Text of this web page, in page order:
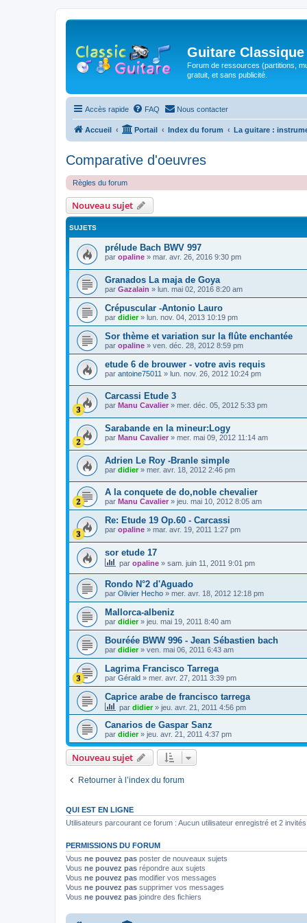
Guitare Classique
Forum de ressources (partitions,
gratuit, et sans publicité.
Accès rapide FAQ Nous contacter
Accueil Portail Index du forum La guitare :
Comparative d'oeuvres
Règles du forum
Nouveau sujet
SUJETS
prélude Bach BWV 997
par opaline » mar. avr. 26, 2016 9:30 pm
Granados La maja de Goya
par Gazalain » lun. mai 02, 2016 8:20 am
Crépuscular -Antonio Lauro
par didier» lun. nov. 04, 2013 10:19 pm
Sor thème et variation sur la flûte enchantée
par opaline » ven. déc. 28, 2012 8:59 pm
etude 6 de brouwer - votre avis requis
par antoine75011 » lun. nov. 26, 2012 10:24 pm
Carcassi Etude 3
par Manu Cavalier » mer. déc. 05, 2012 5:33 pm
Sarabande en la mineur:Logy
par Manu Cavalier » mer. mai 09, 2012 11:14 am
Adrien Le Roy -Branle simple
par didier» mer. avr. 18, 2012 2:46 pm
A la conquete de do,noble chevalier
par Manu Cavalier » jeu. mai 10, 2012 8:05 am
Re: Etude 19 Op.60 - Carcassi
par opaline » mar. avr. 19, 2011 1:27 pm
sor etude 17
par opaline » sam. juin 11, 2011 9:01 pm
Rondo N°2 d'Aguado
par Olivier Hecho » mer. avr. 18, 2012 12:18 pm
Mallorca-albeniz
par didier» jeu. mai 19, 2011 8:40 am
Bouréée BWW 996 - Jean Sébastien bach
par didier» ven. mai 06, 2011 6:43 am
Lagrima Francisco Tarrega
par Gérald » mer. avr. 27, 2011 3:39 pm
Caprice arabe de francisco tarrega
par didier» jeu. avr. 21, 2011 4:56 pm
Canarios de Gaspar Sanz
par didier» jeu. avr. 21, 2011 4:37 pm
Nouveau sujet
Retourner à l’index du forum
QUI EST EN LIGNE
Utilisateurs parcourant ce forum : Aucun utilisateur enregistré et 2 invités
PERMISSIONS DU FORUM
Vous ne pouvez pas poster de nouveaux sujets
Vous ne pouvez pas répondre aux sujets
Vous ne pouvez pas modifier vos messages
Vous ne pouvez pas supprimer vos messages
Vous ne pouvez pas joindre des fichiers